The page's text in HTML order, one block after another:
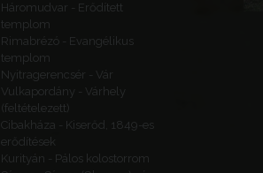
Háromudvar - Erődített
templom
Rimabrézó - Evangélikus
templom
Nyitragerencsér - Vár
Vulkapordány - Várhely
(feltételezett)
Cibakháza - Kiserőd, 1849-es
erődítések
Kurityán - Pálos kolostorrom